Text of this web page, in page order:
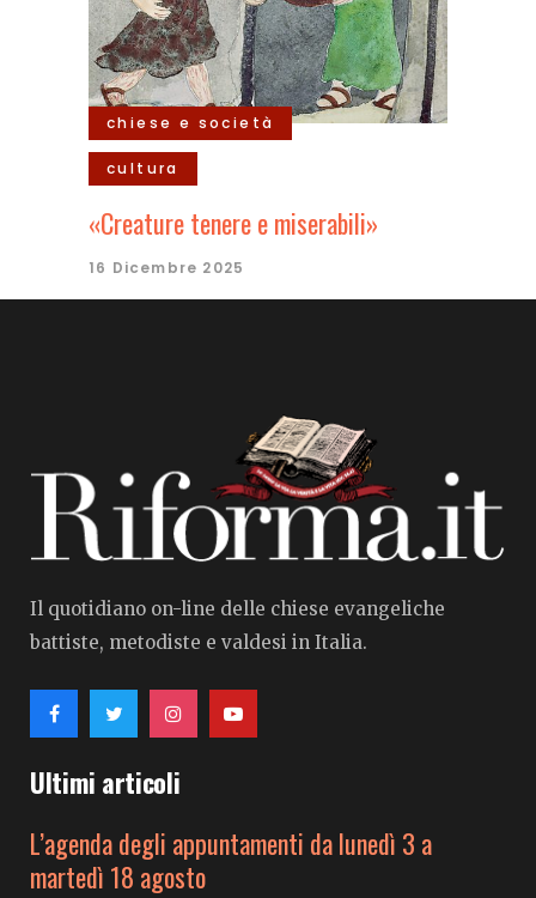
chiese e società
cultura
«Creature tenere e miserabili»
16 Dicembre 2025
Il quotidiano on-line delle chiese evangeliche
battiste, metodiste e valdesi in Italia.
Ultimi articoli
L’agenda degli appuntamenti da lunedì 3 a
martedì 18 agosto